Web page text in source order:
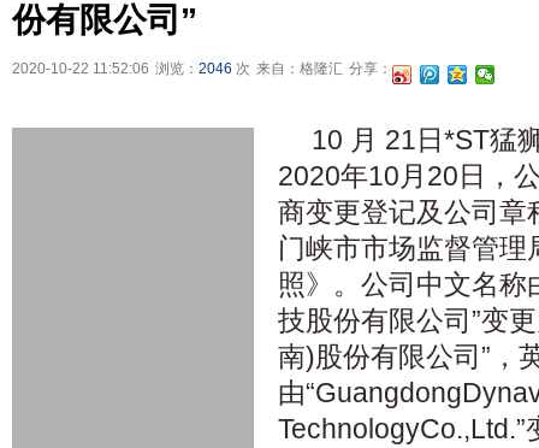
份有限公司”
2020-10-22 11:52:06 浏览： 2046 次 来自：格隆汇 分享：
10 月 21日*ST猛
2020年10月20日，
商变更登记及公司章
门峡市市场监督管理
照》。公司中文名称
技股份有限公司”变
南)股份有限公司”，
由
TechnologyCo.,Ltd.”